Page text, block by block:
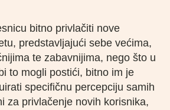
bitno privlačiti nove
predstavljajući sebe većima,
te zabavnijima, nego što u
to mogli postići, bitno im je
specifičnu percepciju samih
za privlačenje novih korisnika,